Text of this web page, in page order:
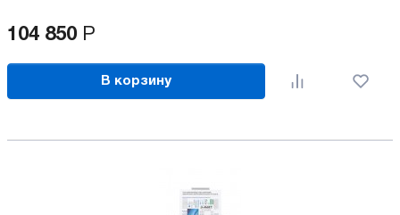
104 850 Р
В корзину